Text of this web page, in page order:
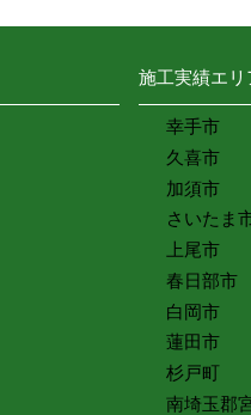
施工実績エリ
幸手市
久喜市
加須市
さいたま
上尾市
春日部市
白岡市
蓮田市
杉戸町
南埼玉郡